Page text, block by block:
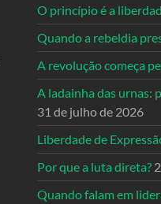
O princípio é a
Quando a rebeldia
A revolução começa
A ladainha das urnas:
31 de julho de 2026
Liberdade de
Por que a luta direta?
Quando falam em